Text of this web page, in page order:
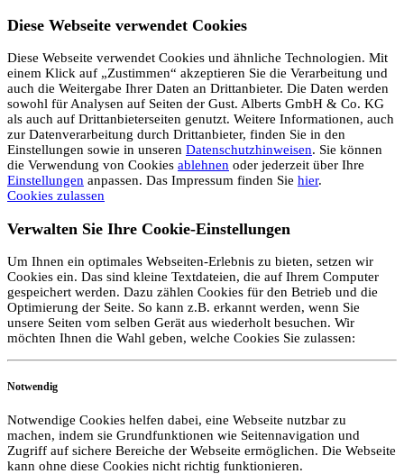
Diese Webseite verwendet Cookies
Diese Webseite verwendet Cookies und ähnliche Technologien. Mit
einem Klick auf „Zustimmen“ akzeptieren Sie die Verarbeitung und
auch die Weitergabe Ihrer Daten an Drittanbieter. Die Daten werden
sowohl für Analysen auf Seiten der Gust. Alberts GmbH & Co. KG
als auch auf Drittanbieterseiten genutzt. Weitere Informationen, auch
zur Datenverarbeitung durch Drittanbieter, finden Sie in den
Einstellungen sowie in unseren Datenschutzhinweisen. Sie können
die Verwendung von Cookies ablehnen oder jederzeit über Ihre
Einstellungen anpassen. Das Impressum finden Sie hier.
Cookies zulassen
Verwalten Sie Ihre Cookie-Einstellungen
Um Ihnen ein optimales Webseiten-Erlebnis zu bieten, setzen wir
Cookies ein. Das sind kleine Textdateien, die auf Ihrem Computer
gespeichert werden. Dazu zählen Cookies für den Betrieb und die
Optimierung der Seite. So kann z.B. erkannt werden, wenn Sie
unsere Seiten vom selben Gerät aus wiederholt besuchen. Wir
möchten Ihnen die Wahl geben, welche Cookies Sie zulassen:
Notwendig
Notwendige Cookies helfen dabei, eine Webseite nutzbar zu
machen, indem sie Grundfunktionen wie Seitennavigation und
Zugriff auf sichere Bereiche der Webseite ermöglichen. Die Webseite
kann ohne diese Cookies nicht richtig funktionieren.